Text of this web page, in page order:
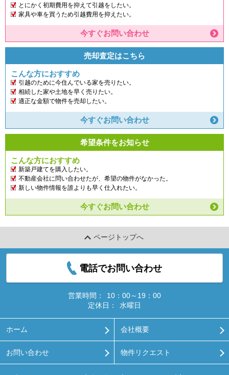
とにかく初期費用を抑えて引越をしたい。
家具や車を買うため引越費用を抑えたい。
今すぐお問い合わせ
売却査定はこちら
こんな方におすすめ
引越のために今住んでいる家を売りたい。
相続した家や土地を早く売りたい。
適正な金額で物件を売却したい。
今すぐお問い合わせ
希望条件をお知らせ
こんな方におすすめ
新築戸建てを購入したい。
不動産会社に問い合わせたが、希望の物件がなかった。
新しい物件情報を誰よりも早く仕入れたい。
今すぐお問い合わせ
ページトップへ
電話でお問い合わせ
営業時間：
10：00～19：00
定休日：
水曜日
ホーム 会社概要
お問い合わせ 物件リクエスト